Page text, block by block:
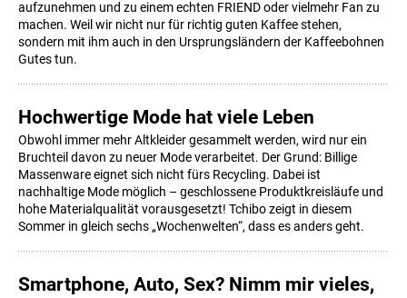
aufzunehmen und zu einem echten FRIEND oder vielmehr Fan zu
machen. Weil wir nicht nur für richtig guten Kaffee stehen,
sondern mit ihm auch in den Ursprungsländern der Kaffeebohnen
Gutes tun.
Hochwertige Mode hat viele Leben
Obwohl immer mehr Altkleider gesammelt werden, wird nur ein
Bruchteil davon zu neuer Mode verarbeitet. Der Grund: Billige
Massenware eignet sich nicht fürs Recycling. Dabei ist
nachhaltige Mode möglich – geschlossene Produktkreisläufe und
hohe Materialqualität vorausgesetzt! Tchibo zeigt in diesem
Sommer in gleich sechs „Wochenwelten“, dass es anders geht.
Smartphone, Auto, Sex? Nimm mir vieles,